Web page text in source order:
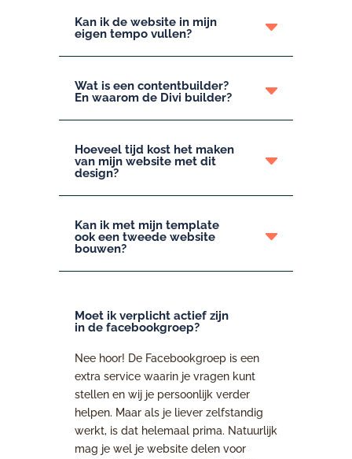
Kan ik de website in mijn
eigen tempo vullen?
Wat is een contentbuilder?
En waarom de Divi builder?
Hoeveel tijd kost het maken
van mijn website met dit
design?
Kan ik met mijn template
ook een tweede website
bouwen?
Moet ik verplicht actief zijn
in de facebookgroep?
Nee hoor! De Facebookgroep is een
extra service waarin je vragen kunt
stellen en wij je persoonlijk verder
helpen. Maar als je liever zelfstandig
werkt, is dat helemaal prima. Natuurlijk
mag je wel je website delen voor